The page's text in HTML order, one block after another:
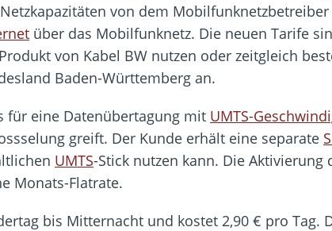
von dem Mobilfunknetzbetreiber
über das Mobilfunknetz. Die neuen Tarife
von Kabel BW nutzen oder zeitgleich
Baden-Württemberg an.
für eine Datenübertagung mit UMTS-
greift. Der Kunde erhält eine separate
UMTS-Stick nutzen kann. Die Aktivierung
Monats-Flatrate.
bis Mitternacht und kostet 2,90 € pro Tag.